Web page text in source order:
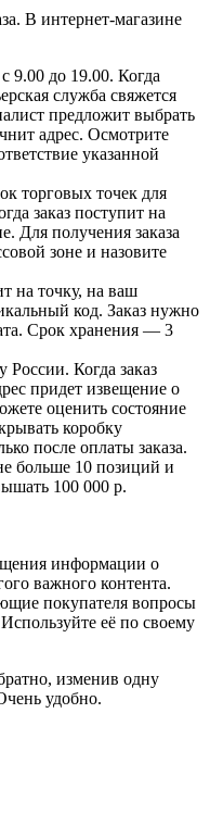
В интернет-магазине
9.00 до 19.00. Когда
служба свяжется
предложит выбрать
адрес. Осмотрите
указанной
торговых точек для
заказ поступит на
Для получения заказа
зоне и назовите
на точку, на ваш
код. Заказ нужно
Срок хранения — 3
России. Когда заказ
придет извещение о
оценить состояние
коробку
после оплаты заказа.
больше 10 позиций и
100 000 р.
информации о
важного контента.
покупателя вопросы
её по своему
изменив одну
удобно.